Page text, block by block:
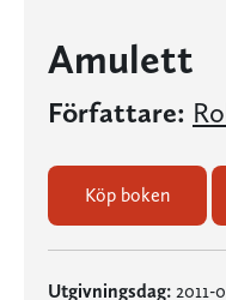
Amulett
Författare:
Köp boken
Utgivningsdag: 2011-